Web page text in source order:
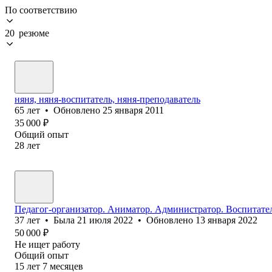
По соответствию
20 резюме
няня, няня-воспитатель, няня-преподаватель
65 лет • Обновлено 25 января 2011
35 000 ₽
Общий опыт
28 лет
Педагог-организатор. Аниматор. Администратор.
37 лет • Была 21 июля 2022 • Обновлено 13 января 2022
50 000 ₽
Не ищет работу
Общий опыт
15 лет 7 месяцев